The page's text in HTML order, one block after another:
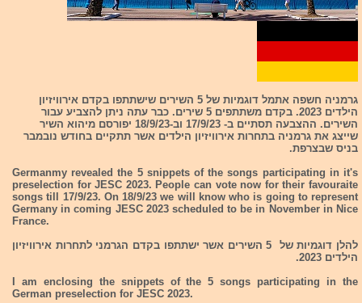
גרמניה חשפה אתמל דוגמיות של 5 השירים שישתתפו בקדם אירוויזיון
הילדים 2023. בקדם משתתפים 5 שירים. כבר עתה ניתן להצביע עבור
השירים. ההצבעה תסתיים ב- 17/9/23 וב-18/9/23 יפורסם מיהוא השיר
שייצג את גרמניה בתחרות אירוויזיון הילדים אשר תתקיים בחודש נובמבר
בניס שבצרפת.
Germanmy revealed the 5 snippets of the songs participating in it's
preselection for JESC 2023. People can vote now for their favouraite
songs till 17/9/23. On 18/9/23 we will know who is going to represent
Germany in coming JESC 2023 scheduled to be in November in Nice
France.
להלן דוגמיות של 5 השירים אשר ישתתפו בקדם הגרמני לתחרות אירוויזיון
הילדים 2023.
I am enclosing the snippets of the 5 songs participating in the
German preselection for JESC 2023.